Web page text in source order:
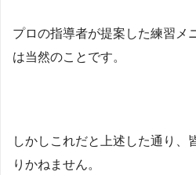
プロの指導者が提案した練習メ
は当然のことです。
しかしこれだと上述した通り、
りかねません。